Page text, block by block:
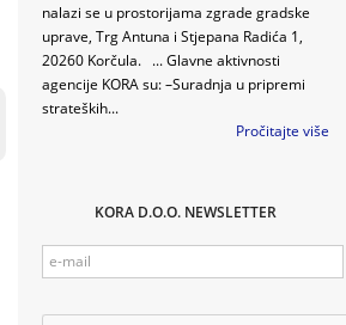
nalazi se u prostorijama zgrade gradske
uprave, Trg Antuna i Stjepana Radića 1,
20260 Korčula. ... Glavne aktivnosti
agencije KORA su: –Suradnja u pripremi
strateških...
Pročitajte više
KORA D.O.O. NEWSLETTER